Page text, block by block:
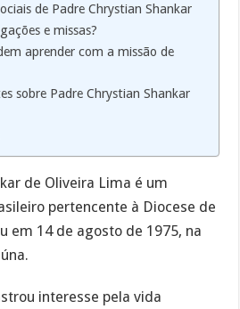
de Padre Chrystian Shankar
e missas?
aprender com a missão de
sobre Padre Chrystian Shankar
de Oliveira Lima é um
pertencente à Diocese de
em 14 de agosto de 1975, na
interesse pela vida